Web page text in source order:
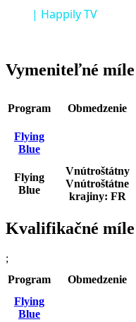
| Happily TV
Vymeniteľné míle
Program Obmedzenie
Flying
Blue
Flying
Blue
Vnútroštátny
Vnútroštátne
krajiny: FR
Kvalifikačné míle
;
Program
Obmedzenie
Flying
Blue